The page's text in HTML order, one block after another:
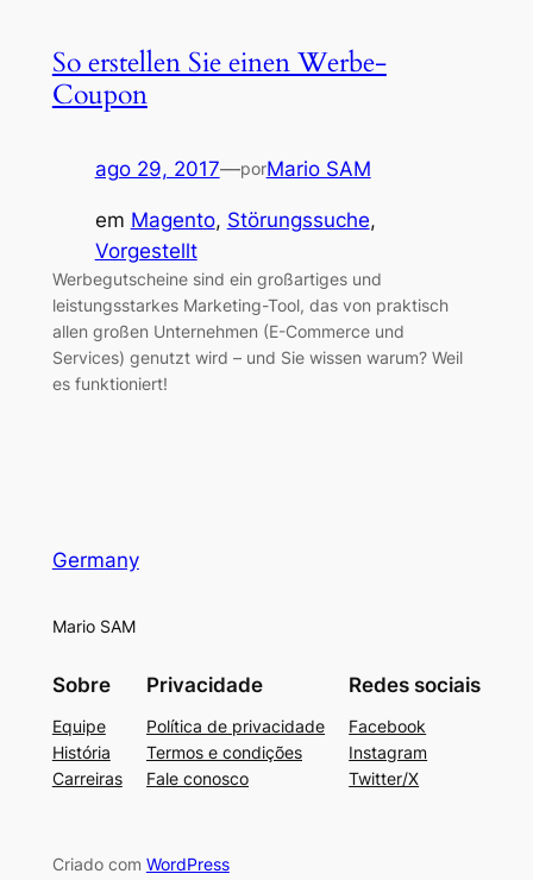
So erstellen Sie einen Werbe-
Coupon
ago 29, 2017—porMario SAM
em Magento, Störungssuche
Vorgestellt
Werbegutscheine sind ein großartiges und
leistungsstarkes Marketing-Tool, das von praktisch
allen großen Unternehmen (E-Commerce und
Services) genutzt wird – und Sie wissen warum? Weil
es funktioniert!
Germany
Mario SAM
Sobre
Equipe
História
Carreiras
Privacidade
Política de privacidade
Termos e condições
Fale conosco
Redes sociais
Facebook
Instagram
Twitter/X
Criado com WordPress